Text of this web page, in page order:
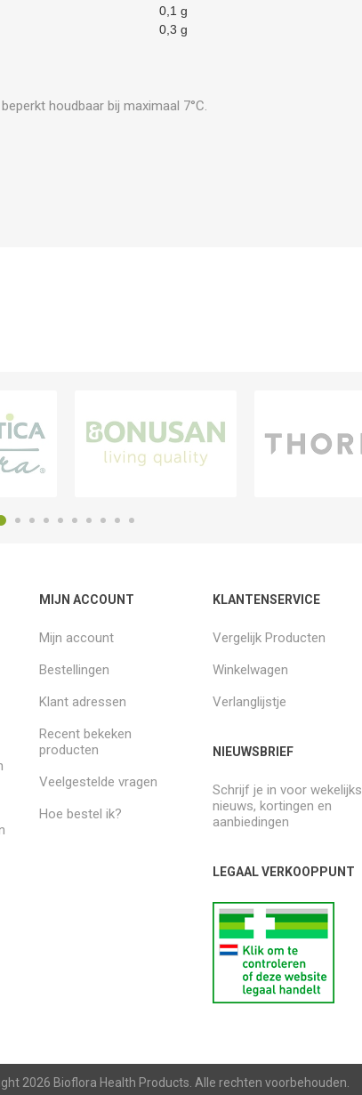
0,1 g
0,3 g
houdbaar bij maximaal 7°C.
MIJN ACCOUNT
Mijn account
Bestellingen
Klant adressen
Recent bekeken
producten
Veelgestelde vragen
Hoe bestel ik?
KLANTENSERVICE
Vergelijk Producten
Winkelwagen
Verlanglijstje
NIEUWSBRIEF
Schrijf je in voor wekelijks
nieuws, kortingen en
aanbiedingen
LEGAAL VERKOOPPUNT
2026 Bioflora Health Products. Alle rechten voorbehouden.